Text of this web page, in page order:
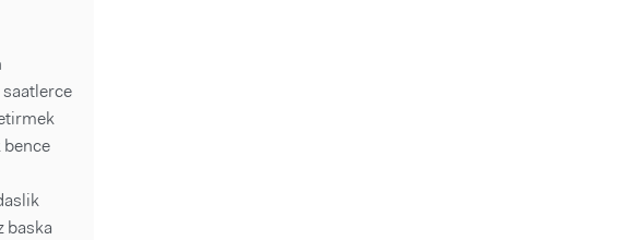
baska